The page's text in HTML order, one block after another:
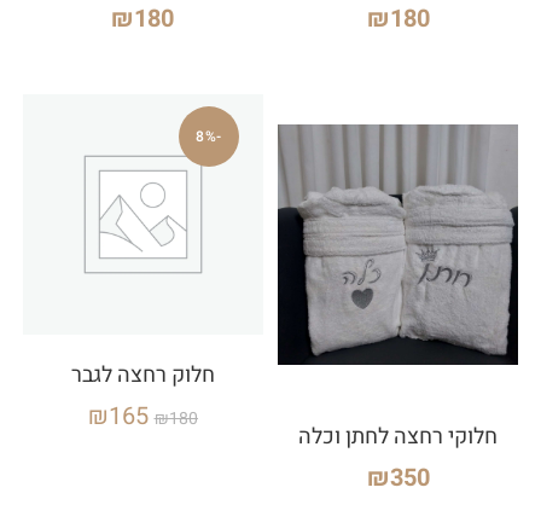
₪180
₪180
חלוקי רחצה לחתן וכלה
₪350
-8%
חלוק רחצה לגבר
₪180
₪165